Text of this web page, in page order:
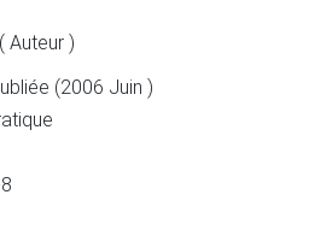
( Auteur )
(2006 Juin )